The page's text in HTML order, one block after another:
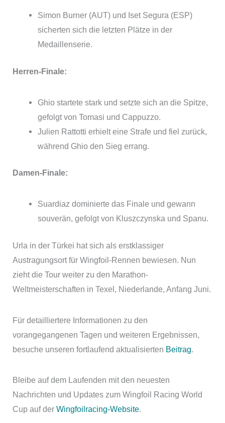
Simon Burner (AUT) und Iset Segura (ESP)
sicherten sich die letzten Plätze in der
Medaillenserie.
Herren-Finale:
Ghio startete stark und setzte sich an die Spitze,
gefolgt von Tomasi und Cappuzzo.
Julien Rattotti erhielt eine Strafe und fiel zurück,
während Ghio den Sieg errang.
Damen-Finale:
Suardiaz dominierte das Finale und gewann
souverän, gefolgt von Kluszczynska und Spanu.
Urla in der Türkei hat sich als erstklassiger
Austragungsort für Wingfoil-Rennen bewiesen. Nun
zieht die Tour weiter zu den Marathon-
Weltmeisterschaften in Texel, Niederlande, Anfang Juni.
Für detailliertere Informationen zu den
vorangegangenen Tagen und weiteren Ergebnissen,
besuche unseren fortlaufend aktualisierten Beitrag
Bleibe auf dem Laufenden mit den neuesten
Nachrichten und Updates zum Wingfoil Racing World
Cup auf derWingfoilracing-Website.